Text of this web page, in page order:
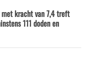
met kracht van 7,4 treft
111 doden en